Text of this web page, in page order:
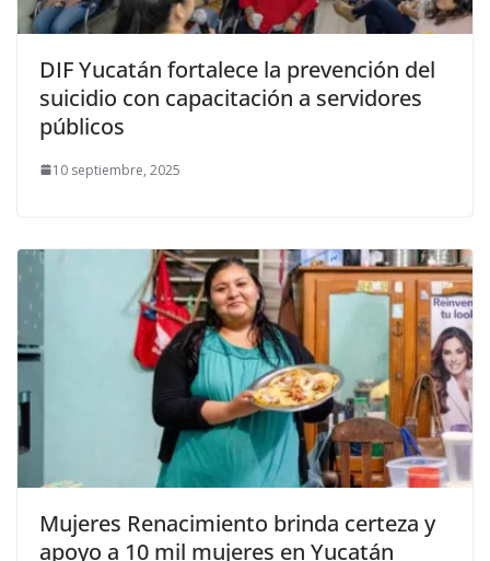
DIF Yucatán fortalece la prevención del
suicidio con capacitación a servidores
públicos
10 septiembre, 2025
Mujeres Renacimiento brinda certeza y
apoyo a 10 mil mujeres en Yucatán